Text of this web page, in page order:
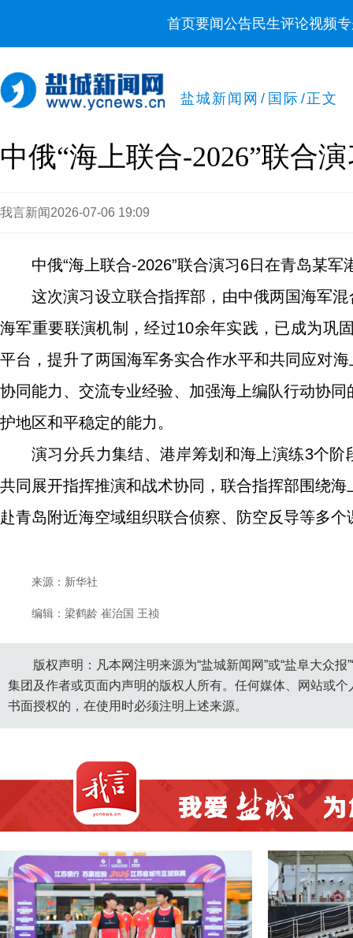
首页要闻公告民生评论视频
盐城新闻网 / 国际 /正文
中俄“海上联合-2026”联合
我言新闻 2026-07-06 19:09
中俄“海上联合-2026”联合演习6日在青岛某军
这次演习设立联合指挥部，由中俄两国海军
海军重要联演机制，经过10余年实践，已成为巩
平台，提升了两国海军务实合作水平和共同应对
协同能力、交流专业经验、加强海上编队行动协
护地区和平稳定的能力。
演习分兵力集结、港岸筹划和海上演练3个
共同展开指挥推演和战术协同，联合指挥部围绕
赴青岛附近海空域组织联合侦察、防空反导等多
来源：新华社
编辑：梁鹤龄 崔治国 王祯
版权声明：凡本网注明来源为“盐城新闻网”或“盐阜大众
集团及作者或页面内声明的版权人所有。任何媒体、网站或
书面授权的，在使用时必须注明上述来源。